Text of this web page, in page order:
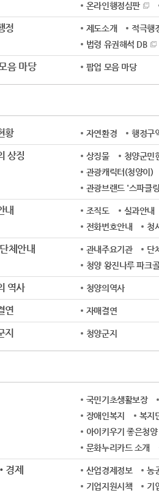
온라인행정심판
정 제도소개 적극행
법령 유권해석 DB
음 마당 팝업 모음 마당
황 자연환경 행정구
상징 상징물 청양군민
관광캐릭터(청양이)
관광브랜드 '스파클
내 조직도 실과안내
전화번호안내
청
체안내 관내주요기관 단
청양 왕진나루 파크
역사 청양의역사
연 자매결연
지 청양군지
국민기초생활보장
장애인복지
복지
아이키우기 좋은청양
문화누리카드 소개
제 산업경제정보 농
기업지원시책
기